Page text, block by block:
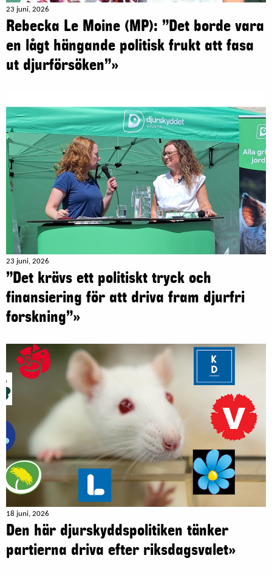
23 juni, 2026
Rebecka Le Moine (MP): ”Det borde vara
en lågt hängande politisk frukt att fasa
ut djurförsöken”»
23 juni, 2026
”Det krävs ett politiskt tryck och
finansiering för att driva fram djurfri
forskning”»
18 juni, 2026
Den här djurskyddspolitiken tänker
partierna driva efter riksdagsvalet»